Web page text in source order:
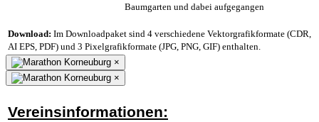
Baumgarten und dabei aufgegangen
Download: Im Downloadpaket sind 4 verschiedene Vektorgrafikformate (CDR,
AI EPS, PDF) und 3 Pixelgrafikformate (JPG, PNG, GIF) enthalten.
×
×
Vereinsinformationen: